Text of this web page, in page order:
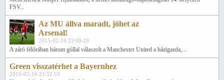
FSV...
Az MU állva maradt, jöhet az
Arsenal!
2015-02-16 23:09:29
A záró félórában három góllal válaszolt a Manchester United a házigazda,...
Green visszatérhet a Bayernhez
2015-02-16 21:52:53